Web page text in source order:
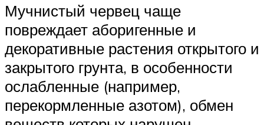
Мучнистый червец чаще
повреждает аборигенные и
декоративные растения открытого и
закрытого грунта, в особенности
ослабленные (например,
перекормленные азотом), обмен